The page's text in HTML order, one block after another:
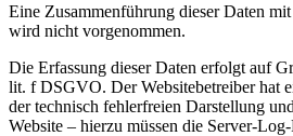
Eine Zusammenführung dieser Daten
wird nicht vorgenommen.
Die Erfassung dieser Daten erfolgt auf
lit. f DSGVO. Der Websitebetreiber hat
der technisch fehlerfreien Darstellung
Website – hierzu müssen die Server-